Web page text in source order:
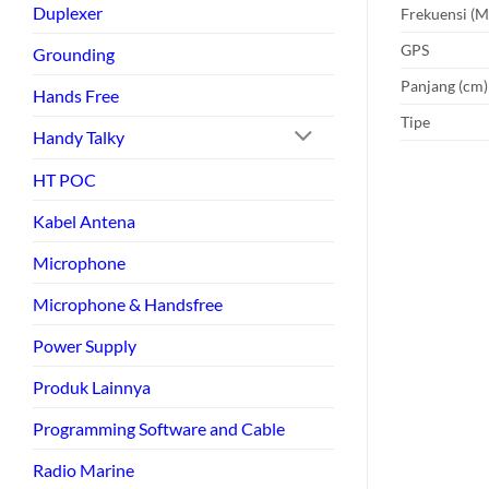
Duplexer
Grounding
Hands Free
Handy Talky
HT POC
Kabel Antena
Microphone
Microphone & Handsfree
Power Supply
Produk Lainnya
Programming Software and Cable
Radio Marine
Frekuensi
GPS
Panjang (cm)
Tipe